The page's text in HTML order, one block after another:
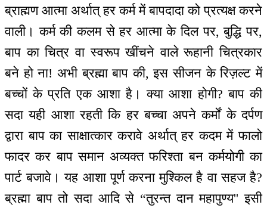
ब्राह्मण आत्मा अर्थात् हर कर्म में बापदादा को प्रत्यक्ष करने
वाली। कर्म की कलम से हर आत्मा के दिल पर, बुद्धि पर,
बाप का चित्र वा स्वरूप खींचने वाले रूहानी चित्रकार
बने हो ना! अभी ब्रह्मा बाप की, इस सीजन के रिज़ल्ट में
बच्चों के प्रति एक आशा है। क्या आशा होगी? बाप की
सदा यही आशा रहती कि हर बच्चा अपने कर्मों के दर्पण
द्वारा बाप का साक्षात्कार करावे अर्थात् हर कदम में फालो
फादर कर बाप समान अव्यक्त फरिश्ता बन कर्मयोगी का
पार्ट बजावे। यह आशा पूर्ण करना मुश्किल है वा सहज है?
ब्रह्मा बाप तो सदा आदि से “तुरन्त दान महापुण्य'' इसी